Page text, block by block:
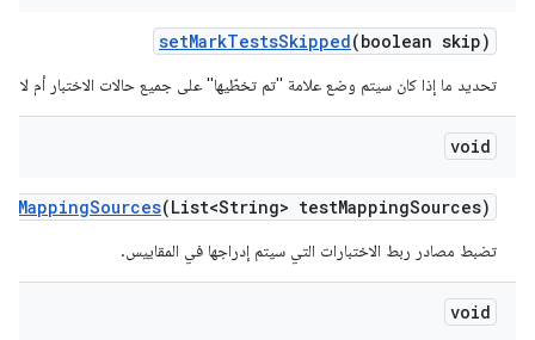
setMarkTestsSkipped(boolean skip)
تحديد ما إذا كان سيتم وضع علامة "تم تخطّيها" على جميع حالات الاختبار أم لا
void
MappingSources(List<String> testMappingSources)
تضبط مصادر ربط الاختبارات التي سيتم إدراجها في المقاييس.
void